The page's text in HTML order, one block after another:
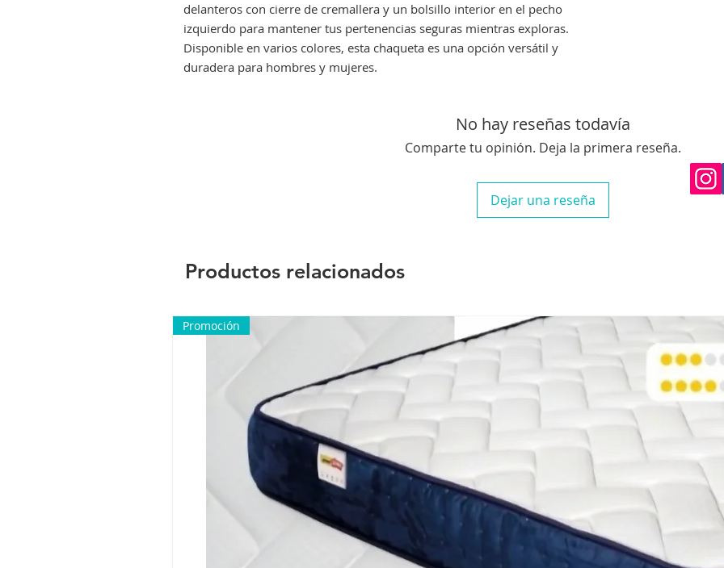
delanteros con cierre de cremallera y un bolsillo interior en el pecho
izquierdo para mantener tus pertenencias seguras mientras exploras.
Disponible en varios colores, esta chaqueta es una opción versátil y
duradera para hombres y mujeres.
No hay reseñas todavía
Comparte tu opinión. Deja la primera reseña.
Dejar una reseña
Productos relacionados
Promoción